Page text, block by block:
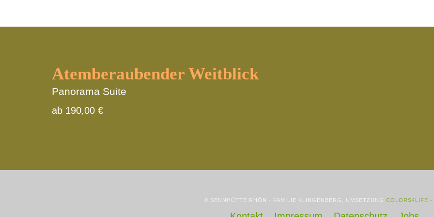
Atemberaubender Weitblick
Panorama Suite
ab 190,00 €
© SENNHÜTTE RHÖN - FAMILIE KLINGENBERG, UMSETZUNG COLORS4LIFE -